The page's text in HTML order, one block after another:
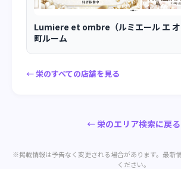
Lumiere et ombre（ルミエール エ
町ルーム
← 栄のすべての店舗を見る
← 栄のエリア検索に戻る
※掲載情報は予告なく変更される場合があります。最新
ください。